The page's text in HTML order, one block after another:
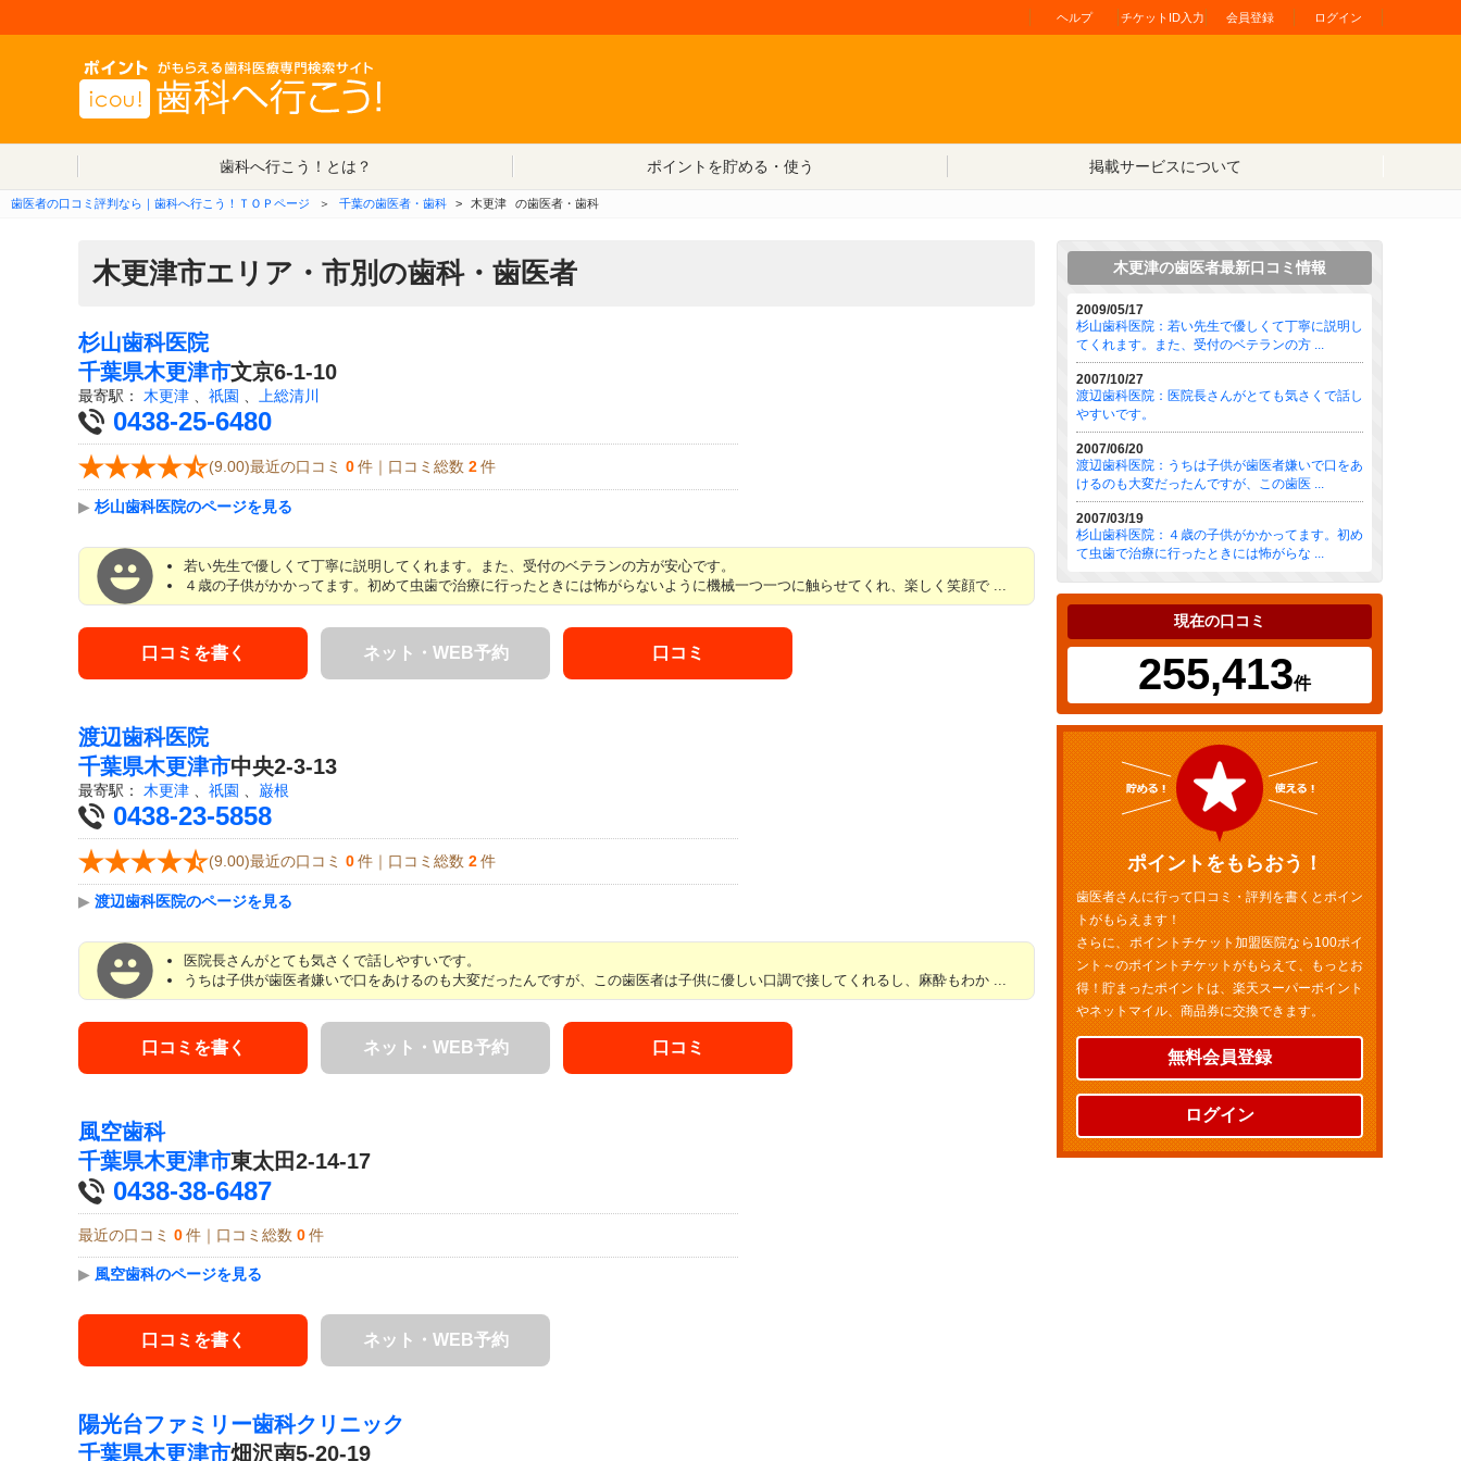
ヘルプ チケットID入力 会員登録 ログイン
歯科へ行こう！とは？
ポイントを貯める・使う 掲載サービスについて
歯医者の口コミ評判なら｜歯科へ行こう！ＴＯＰページ ＞ 千葉の歯医者・歯科 > 木更津 の歯医者・歯科
木更津市エリア・市別の歯科・歯医者
杉山歯科医院
千葉県木更津市文京6-1-10
最寄駅： 木更津 祇園 上総清川
0438-25-6480
(9.00)最近の口コミ 0 件｜口コミ総数 2 件
▶ 杉山歯科医院のページを見る
若い先生で優しくて丁寧に説明してくれます。また、受付のベテランの方が安心です。
４歳の子供がかかってます。初めて虫歯で治療に行ったときには怖がらないように機械一つ一つに触らせてくれ、楽しく笑顔で ...
口コミを書く ネット・WEB予約 口コミ
渡辺歯科医院
千葉県木更津市中央2-3-13
最寄駅： 木更津 祇園 巌根
0438-23-5858
(9.00)最近の口コミ 0 件｜口コミ総数 2 件
▶ 渡辺歯科医院のページを見る
医院長さんがとても気さくで話しやすいです。
うちは子供が歯医者嫌いで口をあけるのも大変だったんですが、この歯医者は子供に優しい口調で接してくれるし、麻酔もわか ...
口コミを書く ネット・WEB予約 口コミ
風空歯科
千葉県木更津市東太田2-14-17
0438-38-6487
最近の口コミ 0 件｜口コミ総数 0 件
▶ 風空歯科のページを見る
口コミを書く ネット・WEB予約
陽光台ファミリー歯科クリニック
千葉県木更津市畑沢南5-20-19
木更津の歯医者最新口コミ情報
2009/05/17
杉山歯科医院：若い先生で優しくて丁寧に説明し
てくれます。また、受付のベテランの方 ...
2007/10/27
渡辺歯科医院：医院長さんがとても気さくで話し
やすいです。
2007/06/20
渡辺歯科医院：うちは子供が歯医者嫌いで口をあ
けるのも大変だったんですが、この歯医 ...
2007/03/19
杉山歯科医院：４歳の子供がかかってます。初め
て虫歯で治療に行ったときには怖がらな ...
現在の口コミ
255,413件
ポイントをもらおう！
歯医者さんに行って口コミ・評判を書くとポイン
トがもらえます！
さらに、ポイントチケット加盟医院なら100ポイ
ント～のポイントチケットがもらえて、もっとお
得！貯まったポイントは、楽天スーパーポイント
やネットマイル、商品券に交換できます。
無料会員登録
ログイン